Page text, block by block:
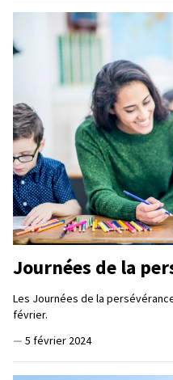
Journées de la
Les Journées de la
février.
— 5 février 2024